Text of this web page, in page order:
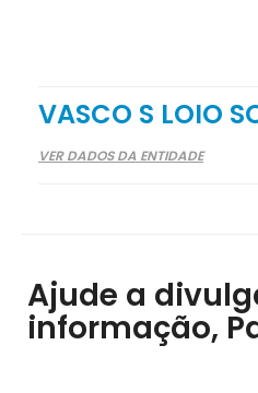
VASCO S LOIO
VER DADOS DA ENTIDADE
Ajude a
informação,